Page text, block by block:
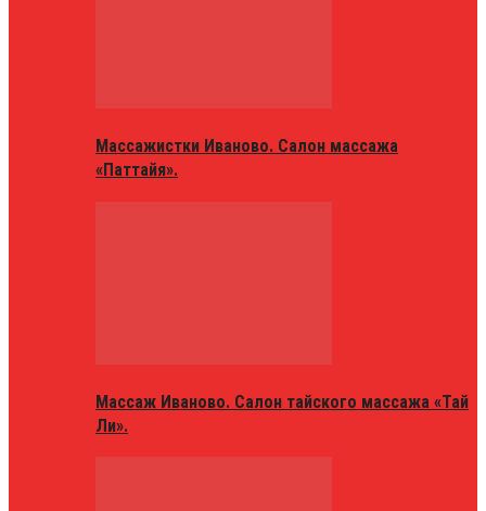
Массажистки Иваново. Салон массажа
«Паттайя».
Массаж Иваново. Салон тайского массажа «Тай
Ли».